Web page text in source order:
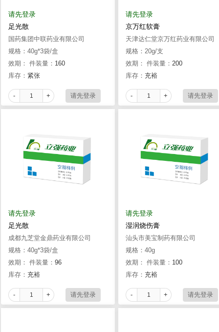
请先登录
足光散
国药集团中联药业有限公司
规格：40g*3袋/盒
效期： 件装量： 160
库存： 紧张
- +
请先登录
京万红软膏
天津达仁堂京万红药业有限公司
规格：20g/支
效期： 件装量： 200
库存： 充裕
- +
请先登录
足光散
成都九芝堂金鼎药业有限公司
规格：40g*3袋/盒
效期： 件装量： 96
库存： 充裕
- +
请先登录
湿润烧伤膏
汕头市美宝制药有限公司
规格：40g
效期： 件装量： 100
库存： 充裕
- +